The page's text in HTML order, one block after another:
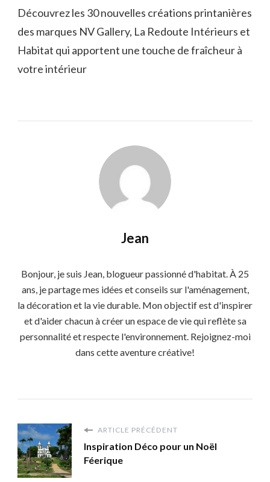
Découvrez les 30 nouvelles créations printanières
des marques NV Gallery, La Redoute Intérieurs et
Habitat qui apportent une touche de fraîcheur à
votre intérieur
Jean
Bonjour, je suis Jean, blogueur passionné d'habitat. À 25
ans, je partage mes idées et conseils sur l'aménagement,
la décoration et la vie durable. Mon objectif est d'inspirer
et d'aider chacun à créer un espace de vie qui reflète sa
personnalité et respecte l'environnement. Rejoignez-moi
dans cette aventure créative!
ARTICLE PRÉCÉDENT
Inspiration Déco pour un Noël
Féerique